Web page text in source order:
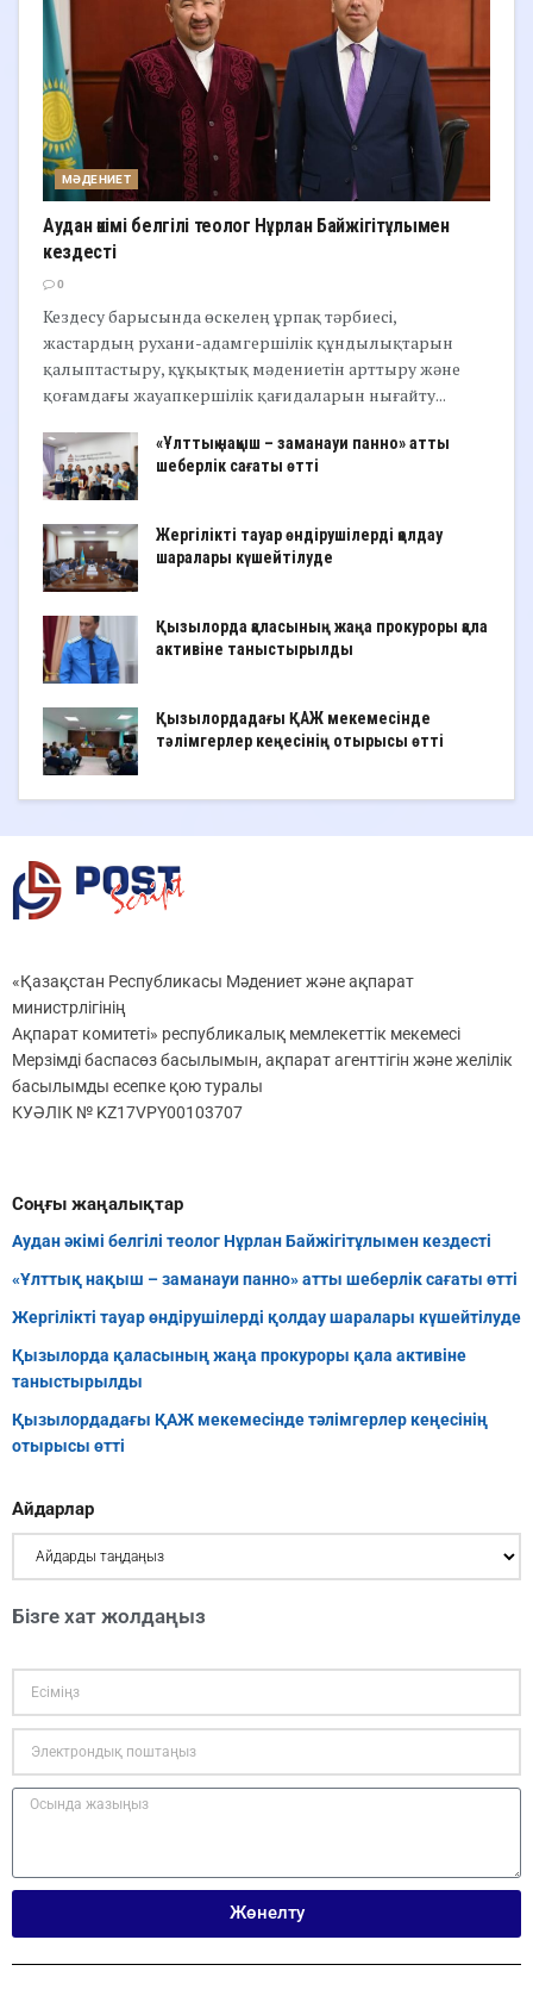
МӘДЕНИЕТ
Аудан әкімі белгілі теолог Нұрлан Байжігітұлымен
кездесті
0
Кездесу барысында өскелең ұрпақ тәрбиесі,
жастардың рухани-адамгершілік құндылықтарын
қалыптастыру, құқықтық мәдениетін арттыру және
қоғамдағы жауапкершілік қағидаларын нығайту...
«Ұлттық нақыш – заманауи панно» атты
шеберлік сағаты өтті
Жергілікті тауар өндірушілерді қолдау
шаралары күшейтілуде
Қызылорда қаласының жаңа прокуроры қала
активіне таныстырылды
Қызылордадағы ҚАЖ мекемесінде
тәлімгерлер кеңесінің отырысы өтті
«Қазақстан Республикасы Мәдениет және ақпарат
министрлігінің
Ақпарат комитеті» республикалық мемлекеттік мекемесі
Мерзімді баспасөз басылымын, ақпарат агенттігін және желілік
басылымды есепке қою туралы
КУӘЛІК № KZ17VPY00103707
Соңғы жаңалықтар
Аудан әкімі белгілі теолог Нұрлан Байжігітұлымен кездесті
«Ұлттық нақыш – заманауи панно» атты шеберлік сағаты өтті
Жергілікті тауар өндірушілерді қолдау шаралары күшейтілуде
Қызылорда қаласының жаңа прокуроры қала активіне
таныстырылды
Қызылордадағы ҚАЖ мекемесінде тәлімгерлер кеңесінің
отырысы өтті
Айдарлар
Бізге хат жолдаңыз
Жөнелту